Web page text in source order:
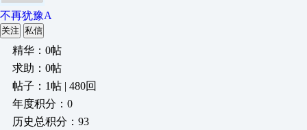
不再犹豫A
关注 私信
精华：0帖
求助：0帖
帖子：1帖 | 480回
年度积分：0
历史总积分：93